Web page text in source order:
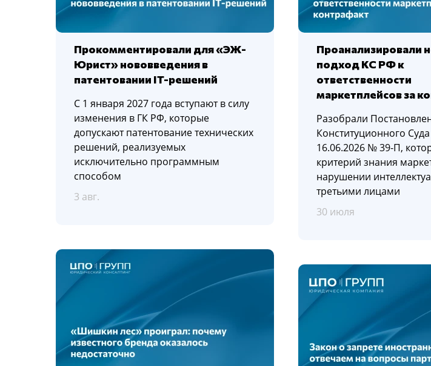
Прокомментировали для «ЭЖ-
Юрист» нововведения в
патентовании IT-решений
С 1 января 2027 года вступают в силу
изменения в ГК РФ, которые
допускают патентование технических
решений, реализуемых
исключительно программным
способом
3 авг.
Проанализировали
подход КС РФ к
ответственности
маркетплейсов за
Разобрали
Конституционного
16.06.2026 № 39-П,
критерий знания
нарушении
третьими лицами
30 июля